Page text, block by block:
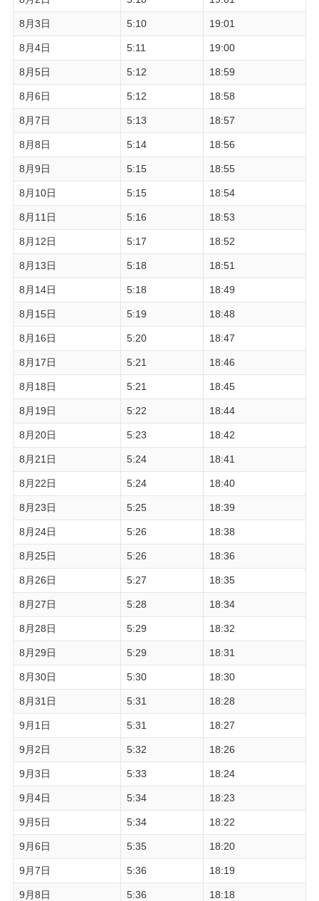
8月3日 5:10 19:01
8月4日 5:11 19:00
8月5日 5:12 18:59
8月6日 5:12 18:58
8月7日 5:13 18:57
8月8日 5:14 18:56
8月9日 5:15 18:55
8月10日 5:15 18:54
8月11日 5:16 18:53
8月12日 5:17 18:52
8月13日 5:18 18:51
8月14日 5:18 18:49
8月15日 5:19 18:48
8月16日 5:20 18:47
8月17日 5:21 18:46
8月18日 5:21 18:45
8月19日 5:22 18:44
8月20日 5:23 18:42
8月21日 5:24 18:41
8月22日 5:24 18:40
8月23日 5:25 18:39
8月24日 5:26 18:38
8月25日 5:26 18:36
8月26日 5:27 18:35
8月27日 5:28 18:34
8月28日 5:29 18:32
8月29日 5:29 18:31
8月30日 5:30 18:30
8月31日 5:31 18:28
9月1日 5:31 18:27
9月2日 5:32 18:26
9月3日 5:33 18:24
9月4日 5:34 18:23
9月5日 5:34 18:22
9月6日 5:35 18:20
9月7日 5:36 18:19
9月8日 5:36 18:18